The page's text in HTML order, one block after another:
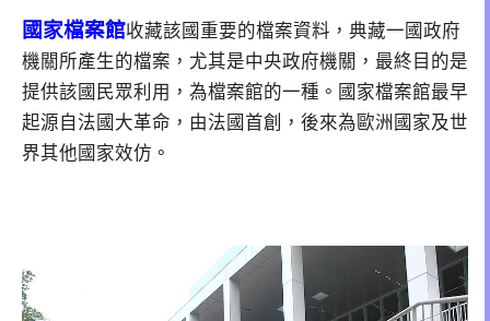
國家檔案館收藏該國重要的檔案資料，典藏一國政府
機關所產生的檔案，尤其是中央政府機關，最終目的是
提供該國民眾利用，為檔案館的一種。國家檔案館最早
起源自法國大革命，由法國首創，後來為歐洲國家及世
界其他國家效仿。